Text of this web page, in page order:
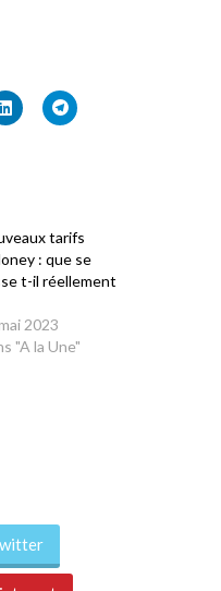
Cliquez
pour
Cliquez
pour
tarifs
: que se
t-il réellement
2023
"A la Une"